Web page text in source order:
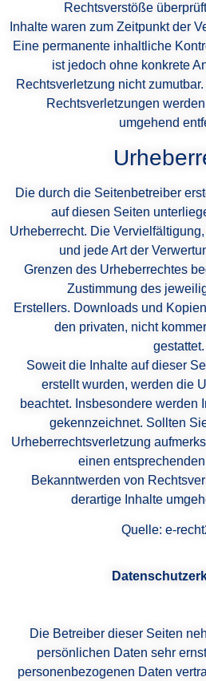
Rechtsverstöße
Inhalte waren zum Zeitpunkt der
Eine permanente inhaltliche
ist jedoch ohne konkrete
Rechtsverletzung nicht
Rechtsverletzungen
umgehend
Die durch die Seitenbetreiber
auf diesen Seiten
Urheberrecht. Die
und jede Art der
Grenzen des Urheberrechtes
Zustimmung des
Erstellers. Downloads und
den privaten, nicht
gestattet.
Soweit die Inhalte auf dieser
erstellt wurden, werden die
beachtet. Insbesondere werden
gekennzeichnet. Sollten
Urheberrechtsverletzung
einen
Bekanntwerden von
derartige Inhalte
Quelle: e-
Die Betreiber dieser Seiten
persönlichen Daten sehr
personenbezogenen Daten